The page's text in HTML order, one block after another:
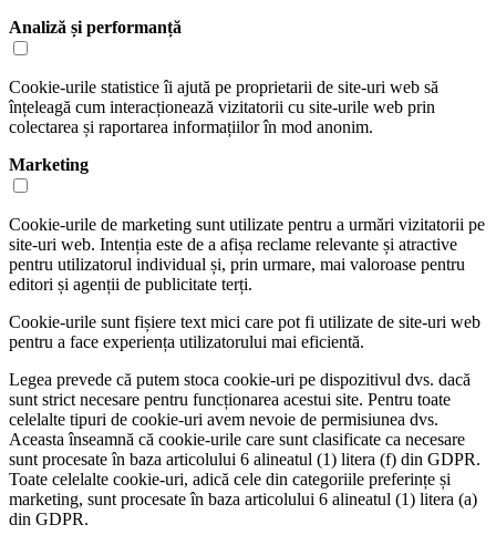
Analiză și performanță
Cookie-urile statistice îi ajută pe proprietarii de site-uri web să
înțeleagă cum interacționează vizitatorii cu site-urile web prin
colectarea și raportarea informațiilor în mod anonim.
Marketing
Cookie-urile de marketing sunt utilizate pentru a urmări vizitatorii pe
site-uri web. Intenția este de a afișa reclame relevante și atractive
pentru utilizatorul individual și, prin urmare, mai valoroase pentru
editori și agenții de publicitate terți.
Cookie-urile sunt fișiere text mici care pot fi utilizate de site-uri web
pentru a face experiența utilizatorului mai eficientă.
Legea prevede că putem stoca cookie-uri pe dispozitivul dvs. dacă
sunt strict necesare pentru funcționarea acestui site. Pentru toate
celelalte tipuri de cookie-uri avem nevoie de permisiunea dvs.
Aceasta înseamnă că cookie-urile care sunt clasificate ca necesare
sunt procesate în baza articolului 6 alineatul (1) litera (f) din GDPR.
Toate celelalte cookie-uri, adică cele din categoriile preferințe și
marketing, sunt procesate în baza articolului 6 alineatul (1) litera (a)
din GDPR.